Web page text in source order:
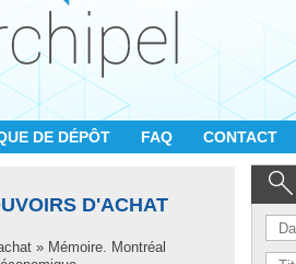
DE DÉPÔT FAQ CONTACT
D'ACHAT
» Mémoire. Montréal